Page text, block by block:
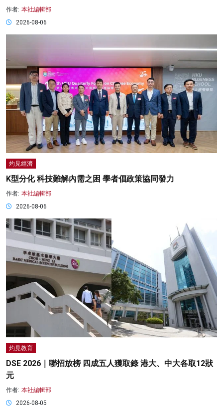
作者: 本社編輯部
2026-08-06
灼見經濟
K型分化 科技難解內需之困 學者倡政策協同發力
作者: 本社編輯部
2026-08-06
灼見教育
DSE 2026｜聯招放榜 四成五人獲取錄 港大、中大各取12狀
元
作者: 本社編輯部
2026-08-05